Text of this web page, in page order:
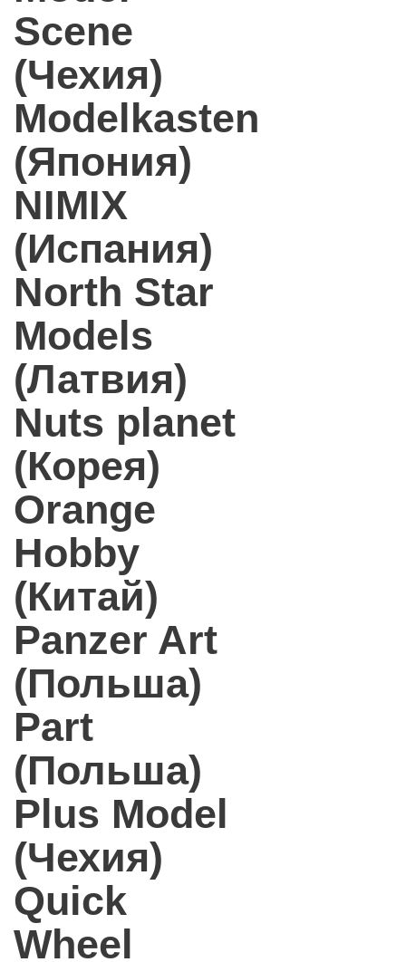
Scene
(Чехия)
Modelkasten
(Япония)
NIMIX
(Испания)
North Star
Models
(Латвия)
Nuts planet
(Корея)
Orange
Hobby
(Китай)
Panzer Art
(Польша)
Part
(Польша)
Plus Model
(Чехия)
Quick
Wheel